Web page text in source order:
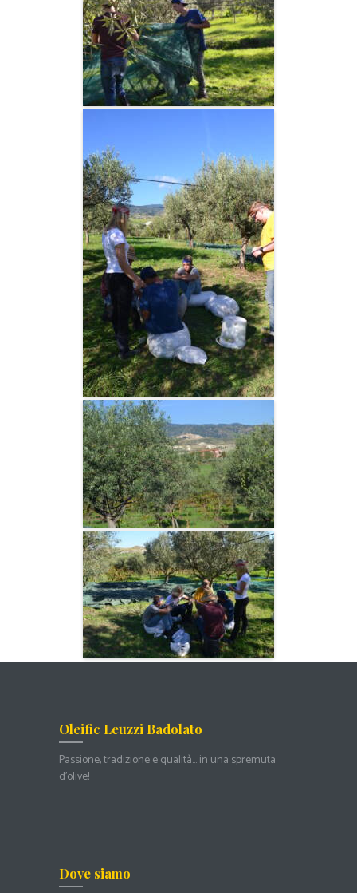
Oleific Leuzzi Badolato
Passione, tradizione e qualità… in una spremuta
d’olive!
Dove siamo